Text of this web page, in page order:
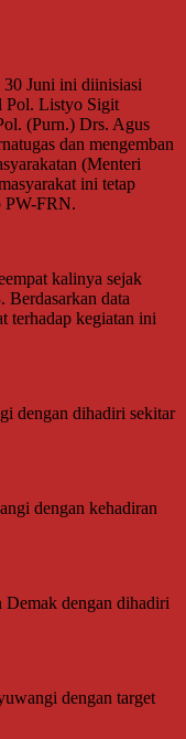
30 Juni ini diinisiasi
Pol. Listyo Sigit
(Purn.) Drs. Agus
dan mengemban
(Menteri
ini tetap
PW-FRN.
kalinya sejak
Berdasarkan data
terhadap kegiatan ini
dengan dihadiri sekitar
dengan kehadiran
dengan dihadiri
dengan target